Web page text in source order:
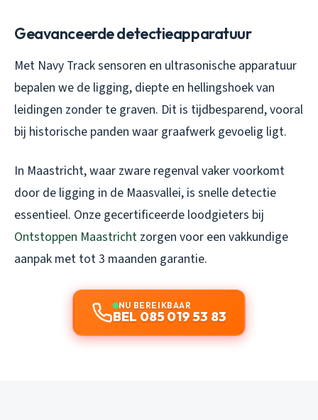
Geavanceerde detectieapparatuur
Met Navy Track sensoren en ultrasonische apparatuur
bepalen we de ligging, diepte en hellingshoek van
leidingen zonder te graven. Dit is tijdbesparend, vooral
bij historische panden waar graafwerk gevoelig ligt.
In Maastricht, waar zware regenval vaker voorkomt
door de ligging in de Maasvallei, is snelle detectie
essentieel. Onze gecertificeerde loodgieters bij
Ontstoppen Maastricht zorgen voor een vakkundige
aanpak met tot 3 maanden garantie.
NU BEREIKBAAR
BEL 085 019 53 83